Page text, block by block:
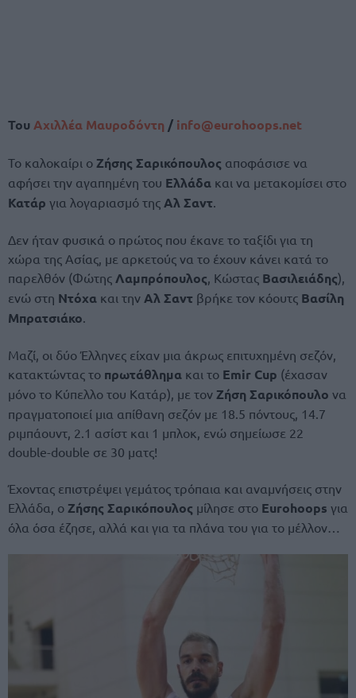
ΤουΑχιλλέα Μαυροδόντη / info@eurohoops.net
Το καλοκαίρι ο Ζήσης Σαρικόπουλος αποφάσισε να
αφήσει την αγαπημένη του Ελλάδα και να μετακομίσει στο
Κατάρ για λογαριασμό της Αλ Σαντ
Δεν ήταν φυσικά ο πρώτος που έκανε το ταξίδι για τη
χώρα της Ασίας, με αρκετούς να το έχουν κάνει κατά το
παρελθόν (Φώτης Λαμπρόπουλος , Κώστας Βασιλειάδης),
ενώ στη Ντόχα και την Αλ Σαντ βρήκε τον κόουτς Βασίλη
Μπρατσιάκο
Μαζί, οι δύο Έλληνες είχαν μια άκρως επιτυχημένη σεζόν,
κατακτώντας το πρωτάθλημα και το Emir Cup (έχασαν
μόνο το Κύπελλο του Κατάρ), με τον Ζήση Σαρικόπουλο να
πραγματοποιεί μια απίθανη σεζόν με 18.5 πόντους, 14.7
ριμπάουντ, 2.1 ασίστ και 1 μπλοκ, ενώ σημείωσε 22
double-double σε 30 ματς!
Έχοντας επιστρέψει γεμάτος τρόπαια και αναμνήσεις στην
Ελλάδα, ο Ζήσης Σαρικόπουλος μίλησε στο Eurohoops για
όλα όσα έζησε, αλλά και για τα πλάνα του για το μέλλον…